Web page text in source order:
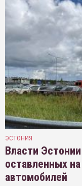
ЭСТОНИЯ
Власти
оставленных
автомобилей